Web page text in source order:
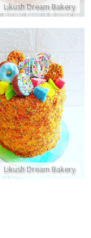
Likush Dream Bakery
Likush Dream Bakery
עוגת קשת עם שכבות